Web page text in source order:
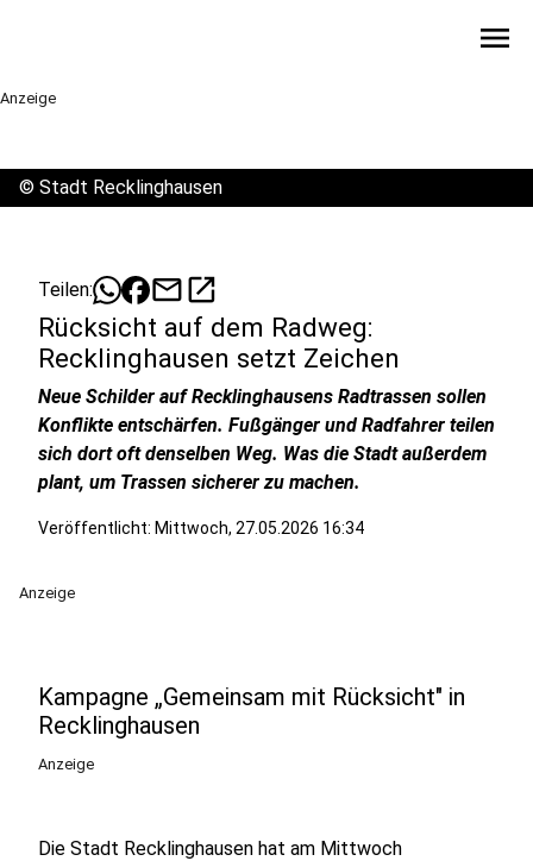
menu
Anzeige
© Stadt Recklinghausen
Teilen: mailopen_in_new
Rücksicht auf dem Radweg:
Recklinghausen setzt Zeichen
Neue Schilder auf Recklinghausens Radtrassen sollen
Konflikte entschärfen. Fußgänger und Radfahrer teilen
sich dort oft denselben Weg. Was die Stadt außerdem
plant, um Trassen sicherer zu machen.
Veröffentlicht: Mittwoch, 27.05.2026 16:34
Anzeige
Kampagne „Gemeinsam mit Rücksicht" in
Recklinghausen
Anzeige
Die Stadt Recklinghausen hat am Mittwoch